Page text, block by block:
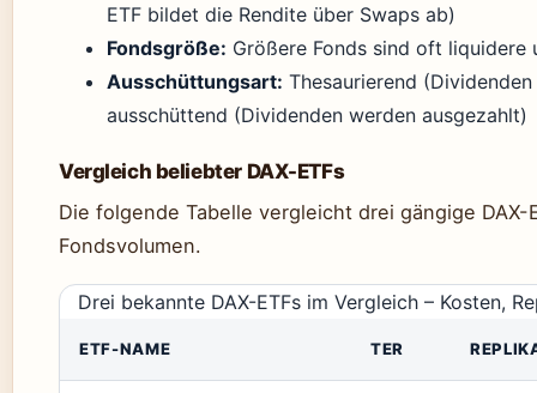
ETF bildet die Rendite über Swaps ab)
Fondsgröße: Größere Fonds sind oft liquidere
Ausschüttungsart: Thesaurierend
ausschüttend (Dividenden werden ausgezahlt)
Vergleich beliebter DAX-ETFs
Die folgende Tabelle vergleicht drei gängige
Fondsvolumen.
Drei bekannte DAX-ETFs im Vergleich – Kosten,
ETF-NAME TER